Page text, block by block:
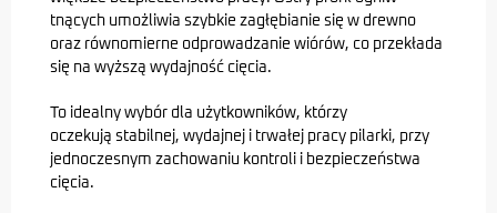
tnących umożliwia szybkie zagłębianie się w drewno
oraz równomierne odprowadzanie wiórów, co przekłada
się na wyższą wydajność cięcia.
To idealny wybór dla użytkowników, którzy
oczekują stabilnej, wydajnej i trwałej pracy pilarki, przy
jednoczesnym zachowaniu kontroli i bezpieczeństwa
cięcia.